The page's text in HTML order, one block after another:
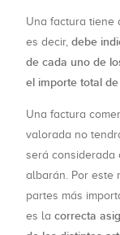
Una factura tiene
es decir, debe
de cada uno de
el importe total
Una factura
valorada no
será considerada
albarán. Por este
partes más
es la correcta